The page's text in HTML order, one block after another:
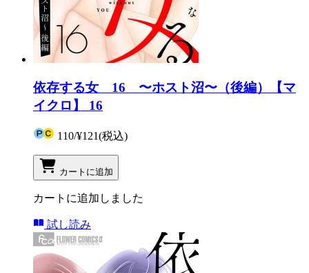
依存する女 16 〜ホスト沼〜（後編）【マ
イクロ】 16
110/¥121(税込)
カートに追加
カートに追加しました
試し読み